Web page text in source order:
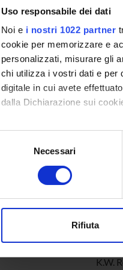
Uso responsabile dei dati
Noi e i nostri 1022 partner
cookie per memorizzare e
personalizzati, misurare gli
chi utilizza i vostri dati e per
digitale in cui avete
dalla Dichiarazione sui
Con il tuo consenso,
raccogliere
digitali).
modificare o ritirare il tuo
di analisi dei dati web,
Necessari
Rifiuta
Per
TESTI
Jerry
K.W.